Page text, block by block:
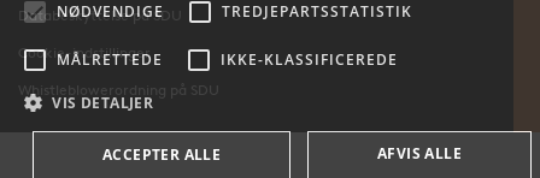
Databeskyttelse på SDU
Cookie-indstillinger
Whistleblowerordning på SDU
NØDVENDIGE
TREDJEPARTSSTATISTIK
MÅLRETTEDE IKKE-KLASSIFICEREDE
VIS DETALJER
ACCEPTER ALLE AFVIS ALLE